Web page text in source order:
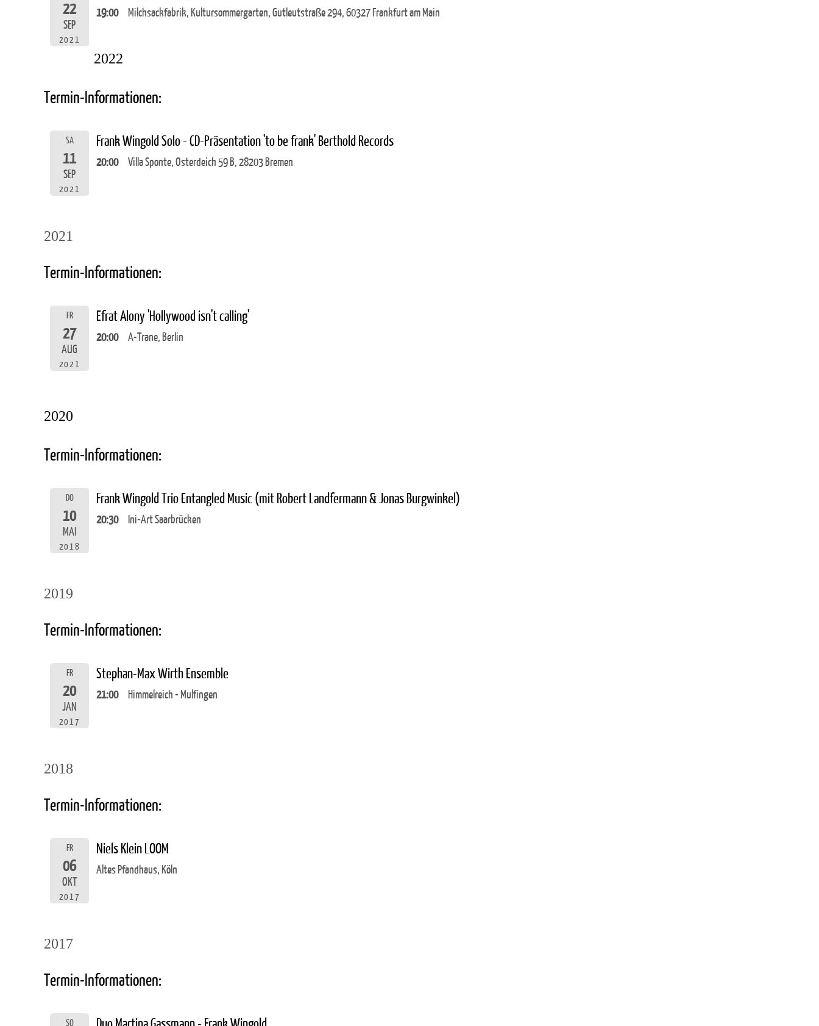
22
SEP
2021
19:00 Milchsackfabrik, Kultursommergarten, Gutleutstraße 294, 60327 Frankfurt am Main
2022
Termin-Informationen:
SA
11
SEP
2021
Frank Wingold Solo - CD-Präsentation 'to be frank' Berthold Records
20:00 Villa Sponte, Osterdeich 59 B, 28203 Bremen
2021
Termin-Informationen:
FR
27
AUG
2021
Efrat Alony 'Hollywood isn't calling'
20:00 A-Trane, Berlin
2020
Termin-Informationen:
DO
10
MAI
2018
Frank Wingold Trio Entangled Music (mit Robert Landfermann & Jonas Burgwinkel)
20:30 Ini-Art Saarbrücken
2019
Termin-Informationen:
FR
20
JAN
2017
Stephan-Max Wirth Ensemble
21:00 Himmelreich - Mulfingen
2018
Termin-Informationen:
FR
06
OKT
2017
Niels Klein LOOM
Altes Pfandhaus, Köln
2017
Termin-Informationen:
SO